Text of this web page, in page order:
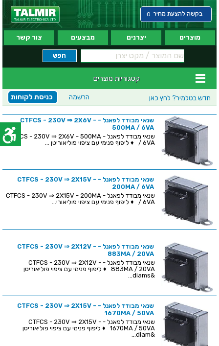
בקשה להצעת מחיר 0
מוצרים יצרנים מבצעים צור קשר
קטגוריות מוצרים
חדש בטלמיר? לחץ כאן כניסת לקוחות הרשמה
שנאי מבודד לפאנל - CTFCS - 230V ⇒ 2X6V -
500MA / 6VA
שנאי מבודד לפאנל - CTFCS - 230V ⇒ 2X6V - 500MA
/ 6VA ♦ ליפוף פנימי עם ציפוי פוליאוריטן ...
שנאי מבודד לפאנל - CTFCS - 230V ⇒ 2X15V -
200MA / 6VA
שנאי מבודד לפאנל - CTFCS - 230V ⇒ 2X15V - 200MA
/ 6VA ♦ ליפוף פנימי עם ציפוי פוליאורי...
שנאי מבודד לפאנל - CTFCS - 230V ⇒ 2X12V -
883MA / 20VA
שנאי מבודד לפאנל - CTFCS - 230V ⇒ 2X12V -
883MA / 20VA ♦ ליפוף פנימי עם ציפוי פוליאוריטן
&diams...
שנאי מבודד לפאנל - CTFCS - 230V ⇒ 2X15V -
1670MA / 50VA
שנאי מבודד לפאנל - CTFCS - 230V ⇒ 2X15V -
1670MA / 50VA ♦ ליפוף פנימי עם ציפוי פוליאוריטן
&diam...